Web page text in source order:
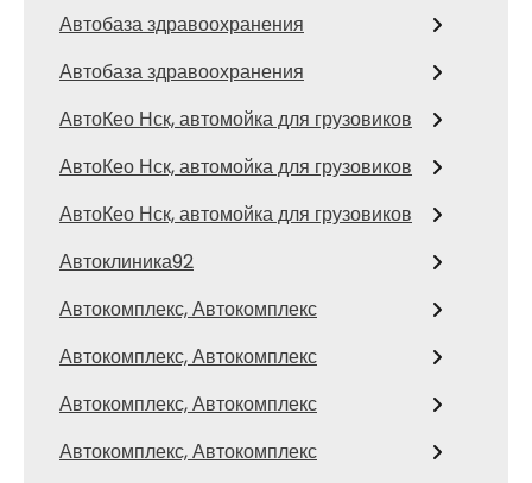
Автобаза здравоохранения
Автобаза здравоохранения
АвтоКео Нск, автомойка для грузовиков
АвтоКео Нск, автомойка для грузовиков
АвтоКео Нск, автомойка для грузовиков
Автоклиника92
Автокомплекс, Автокомплекс
Автокомплекс, Автокомплекс
Автокомплекс, Автокомплекс
Автокомплекс, Автокомплекс